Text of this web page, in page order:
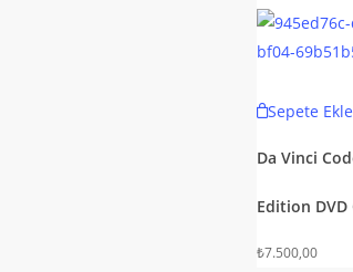
Sepete Ekle
Da Vinci
Edition DVD
₺7.500,00